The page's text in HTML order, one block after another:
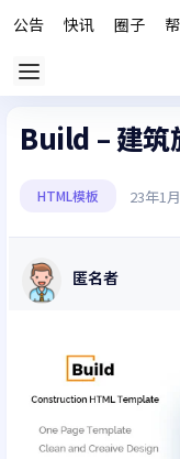
公告 快讯 圈子
Build – 建筑
HTML模板 23年1
匿名者